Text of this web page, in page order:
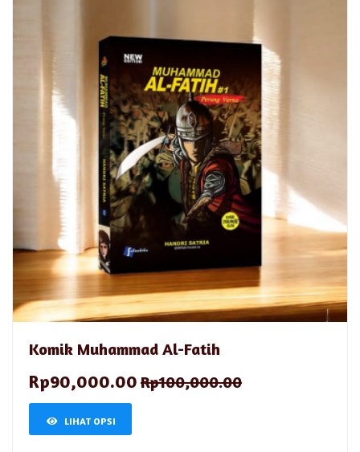
Komik Muhammad Al-Fatih
Rp90,000.00 Rp100,000.00
LIHAT OPSI